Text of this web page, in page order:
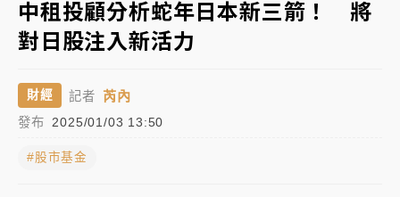
面手法 郭台銘、蔡英文成關鍵
本周爆款短影音｜
柯文哲帶電子手鐶拄拐杖現身／周玉
周末精選｜
任 預算難關如何解？
中租投顧分析蛇年日本新三箭！ 將
對日股注入新活力
財經 記者 芮內
發布 2025/01/03 13:50
#股市基金